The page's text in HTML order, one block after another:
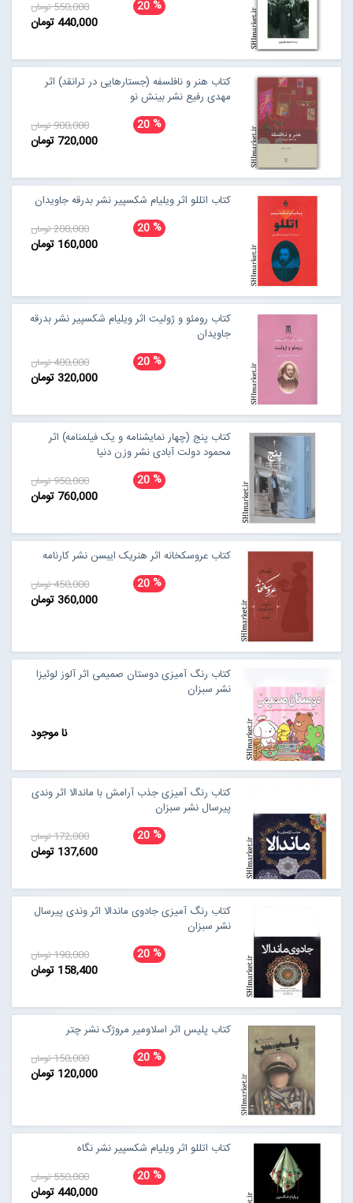
20% 550,000 تومان
440,000 تومان
کتاب هنر و نافلسفه (جستارهایی در ترانقد) اثر
مهدی رفیع نشر بینش نو
20% 900,000 تومان
720,000 تومان
کتاب اتللو اثر ویلیام شکسپیر نشر بدرقه جاویدان
20% 200,000 تومان
160,000 تومان
کتاب رومئو و ژولیت اثر ویلیام شکسپیر نشر بدرقه
جاویدان
20% 400,000 تومان
320,000 تومان
کتاب پنج (چهار نمایشنامه و یک فیلمنامه) اثر
محمود دولت آبادی نشر وزن دنیا
20% 950,000 تومان
760,000 تومان
کتاب عروسکخانه اثر هنریک ایبسن نشر کارنامه
20% 450,000 تومان
360,000 تومان
کتاب رنگ آمیزی دوستان صمیمی اثر آلوز لوئیزا
نشر سبزان
نا موجود
کتاب رنگ آمیزی جذب آرامش با ماندالا اثر وندی
پیرسال نشر سبزان
20% 172,000 تومان
137,600 تومان
کتاب رنگ آمیزی جادوی ماندالا اثر وندی پیرسال
نشر سبزان
20% 198,000 تومان
158,400 تومان
کتاب پلیس اثر اسلاومیر مروژک نشر چتر
20% 150,000 تومان
120,000 تومان
کتاب اتللو اثر ویلیام شکسپیر نشر نگاه
20% 550,000 تومان
440,000 تومان